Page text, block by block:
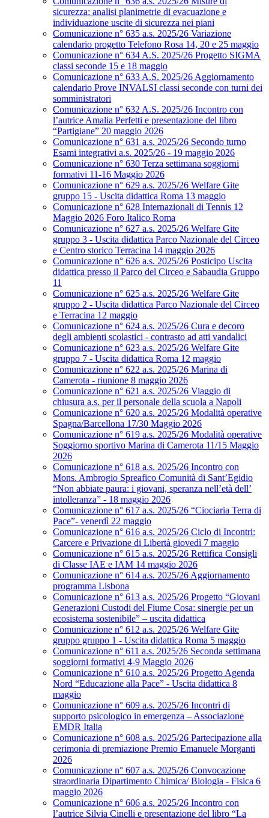
sicurezza: analisi planimetrie di evacuazione e
individuazione uscite di sicurezza nei piani
Comunicazione n° 635 a.s. 2025/26 Variazione
calendario progetto Telefono Rosa 14, 20 e 25 maggio
Comunicazione n° 634 A.S. 2025/26 Progetto SIGMA
classi seconde 15 e 18 maggio
Comunicazione n° 633 A.S. 2025/26 Aggiornamento
calendario Prove INVALSI classi seconde con turni dei
somministratori
Comunicazione n° 632 A.S. 2025/26 Incontro con
l’autrice Amalia Perfetti e presentazione del libro
“Partigiane” 20 maggio 2026
Comunicazione n° 631 a.s. 2025/26 Secondo turno
Esami integrativi a.s. 2025/26 - 19 maggio 2026
Comunicazione n° 630 Terza settimana soggiorni
formativi 11-16 Maggio 2026
Comunicazione n° 629 a.s. 2025/26 Welfare Gite
gruppo 15 - Uscita didattica Roma 13 maggio
Comunicazione n° 628 Internazionali di Tennis 12
Maggio 2026 Foro Italico Roma
Comunicazione n° 627 a.s. 2025/26 Welfare Gite
gruppo 3 - Uscita didattica Parco Nazionale del Circeo
e Centro storico Terracina 14 maggio 2026
Comunicazione n° 626 a.s. 2025/26 Posticipo Uscita
didattica presso il Parco del Circeo e Sabaudia Gruppo
11
Comunicazione n° 625 a.s. 2025/26 Welfare Gite
gruppo 2 - Uscita didattica Parco Nazionale del Circeo
e Terracina 12 maggio
Comunicazione n° 624 a.s. 2025/26 Cura e decoro
degli ambienti scolastici - contrasto ad atti vandalici
Comunicazione n° 623 a.s. 2025/26 Welfare Gite
gruppo 7 - Uscita didattica Roma 12 maggio
Comunicazione n° 622 a.s. 2025/26 Marina di
Camerota - riunione 8 maggio 2026
Comunicazione n° 621 a.s. 2025/26 Viaggio di
chiusura a.s. per il personale della scuola a Napoli
Comunicazione n° 620 a.s. 2025/26 Modalità operative
Spagna/Barcellona 17/30 Maggio 2026
Comunicazione n° 619 a.s. 2025/26 Modalità operative
Soggiorno sportivo Marina di Camerota 11/15 Maggio
2026
Comunicazione n° 618 a.s. 2025/26 Incontro con
Mons. Ambrogio Spreafico Comunità di Sant’Egidio
“Non abbiate paura: i giovani, speranza nell’età dell’
intolleranza” - 18 maggio 2026
Comunicazione n° 617 a.s. 2025/26 “Ciociaria Terra di
Pace”- venerdì 22 maggio
Comunicazione n° 616 a.s. 2025/26 Ciclo di Incontri:
Carcere e Privazione di Libertà giovedì 7 maggio
Comunicazione n° 615 a.s. 2025/26 Rettifica Consigli
di Classe IAE e IAM 14 maggio 2026
Comunicazione n° 614 a.s. 2025/26 Aggiornamento
programma Lisbona
Comunicazione n° 613 a.s. 2025/26 Progetto “Giovani
Generazioni Custodi del Fiume Cosa: sinergie per un
ecosistema sostenibile” – uscita didattica
Comunicazione n° 612 a.s. 2025/26 Welfare Gite
gruppo gruppo 1 - Uscita didattica Roma 5 maggio
Comunicazione n° 611 a.s. 2025/26 Seconda settimana
soggiorni formativi 4-9 Maggio 2026
Comunicazione n° 610 a.s. 2025/26 Progetto Agenda
Nord “Educazione alla Pace” - Uscita didattica 8
maggio
Comunicazione n° 609 a.s. 2025/26 Incontri di
supporto psicologico in emergenza – Associazione
EMDR Italia
Comunicazione n° 608 a.s. 2025/26 Partecipazione alla
cerimonia di premiazione Premio Emanuele Morganti
2026
Comunicazione n° 607 a.s. 2025/26 Convocazione
straordinaria Dipartimento Chimica/ Biologia - Fisica 6
maggio 2026
Comunicazione n° 606 a.s. 2025/26 Incontro con
l’autrice Silvia Cinelli e presentazione del libro “La